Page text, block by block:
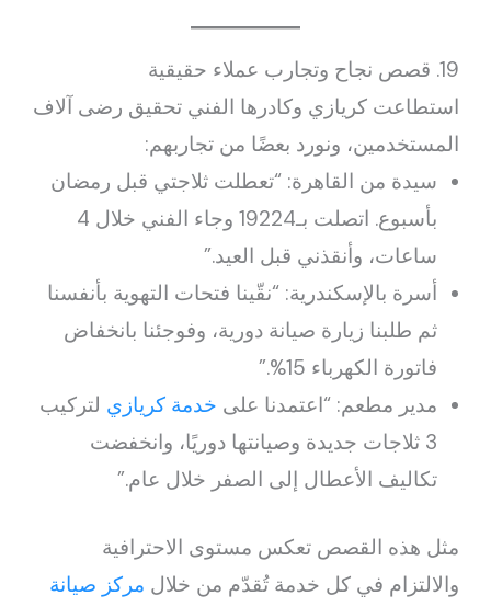
19. قصص نجاح وتجارب عملاء حقيقية
استطاعت كريازي وكادرها الفني تحقيق رضى آلاف
المستخدمين، ونورد بعضًا من تجاربهم:
سيدة من القاهرة: “تعطلت ثلاجتي قبل رمضان
بأسبوع. اتصلت بـ19224 وجاء الفني خلال 4
ساعات، وأنقذني قبل العيد.”
أسرة بالإسكندرية: “نقّينا فتحات التهوية بأنفسنا
ثم طلبنا زيارة صيانة دورية، وفوجئنا بانخفاض
فاتورة الكهرباء 15%.”
مدير مطعم: “اعتمدنا على خدمة كريازي لتركيب
3 ثلاجات جديدة وصيانتها دوريًا، وانخفضت
تكاليف الأعطال إلى الصفر خلال عام.”
مثل هذه القصص تعكس مستوى الاحترافية
والالتزام في كل خدمة تُقدّم من خلال مركز صيانة